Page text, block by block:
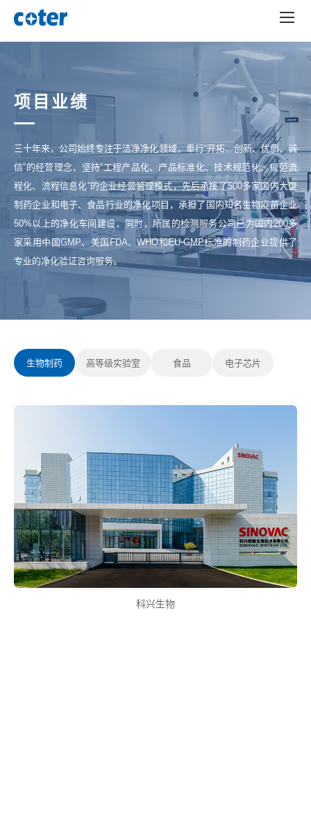
项目业绩
三十年来，公司始终专注于洁净净化领域，奉行“开拓、创新、优质、诚
信”的经营理念，坚持“工程产品化、产品标准化、技术规范化、规范流
程化、流程信息化”的企业经营管理模式，先后承接了500多家国内大型
制药企业和电子、食品行业的净化项目，承担了国内知名生物疫苗企业
50%以上的净化车间建设，同时，所属的检测服务公司已为国内200多
家采用中国GMP、美国FDA、WHO和EU-GMP标准的制药企业提供了
专业的净化验证咨询服务。
生物制药 高等级实验室 食品 电子芯片
科兴生物